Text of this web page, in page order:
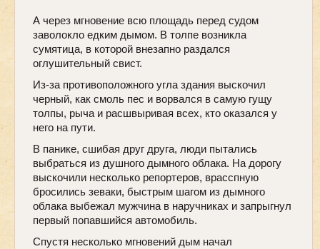
А через мгновение всю площадь перед судом
заволокло едким дымом. В толпе возникла
сумятица, в которой внезапно раздался
оглушительный свист.
Из-за противоположного угла здания выскочил
черный, как смоль пес и ворвался в самую гущу
толпы, рыча и расшвыривая всех, кто оказался у
него на пути.
В панике, сшибая друг друга, люди пытались
выбраться из душного дымного облака. На дорогу
выскочили несколько репортеров, врасспную
бросились зеваки, быстрым шагом из дымного
облака выбежал мужчина в наручниках и запрыгнул
первый попавшийся автомобиль.
Спустя несколько мгновений дым начал